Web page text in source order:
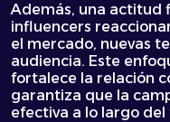
Además, una actitud
influencers
el mercado, nuevas
audiencia. Este
fortalece la relación
garantiza que la
efectiva a lo largo del